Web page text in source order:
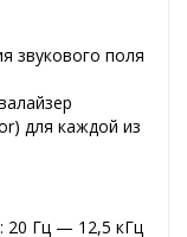
звукового поля
для каждой из
20 Гц — 12,5 кГц